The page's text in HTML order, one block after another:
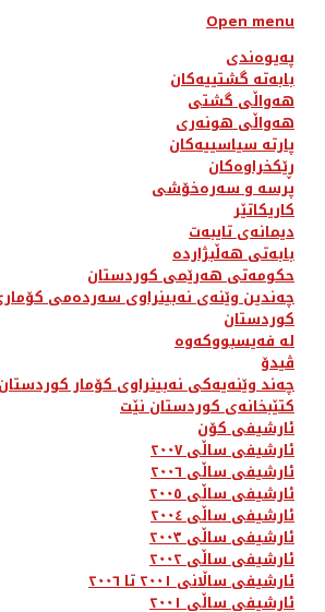
Open menu
پەیوەندی
بابەتە گشتییەکان
هەواڵی گشتی
هەواڵی هونەری
پارتە سیاسییەکان
ڕێکخراوەکان
پرسە و سەرەخۆشی
کاریکاتێر
دیمانەی تایبەت
بابەتی هەڵبژاردە
حکومەتی هەرێمی کوردستان
چەندین وێنەی نەبینراوی سەردەمی
کوردستان
لە فەیسبووکەوە
ڤیدۆ
چەند وێنەیەکی نەبینراوی کۆمار کوردستان
کتێبخانەی کوردستان نێت
ئارشیفی کۆن
ئارشیفی ساڵی ٢٠٠٧
ئارشیفی ساڵی ٢٠٠٦
ئارشیفی ساڵی ٢٠٠٥
ئارشیفی ساڵی ٢٠٠٤
ئارشیفی ساڵی ٢٠٠٣
ئارشیفی ساڵی ٢٠٠٢
ئارشیفی ساڵانی ٢٠٠١ تا ٢٠٠٦
ئارشیفی ساڵی ٢٠٠١